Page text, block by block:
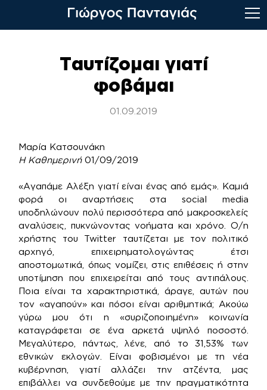
Ταυτίζομαι γιατί
φοβάμαι
01.09.2019
Μαρία Κατσουνάκη
Η Καθημερινή01/09/2019
«Αγαπάμε Αλέξη γιατί είναι ένας από εμάς». Καμιά
φορά οι αναρτήσεις στα social media
υποδηλώνουν πολύ περισσότερα από μακροσκελείς
αναλύσεις, πυκνώνοντας νοήματα και χρόνο. Ο/η
χρήστης του Twitter ταυτίζεται με τον πολιτικό
αρχηγό, επιχειρηματολογώντας έτσι
αποστομωτικά, όπως νομίζει, στις επιθέσεις ή στην
υποτίμηση που επιχειρείται από τους αντιπάλους.
Ποια είναι τα χαρακτηριστικά, άραγε, αυτών που
τον «αγαπούν» και πόσοι είναι αριθμητικά; Ακούω
γύρω μου ότι η «συριζοποιημένη» κοινωνία
καταγράφεται σε ένα αρκετά υψηλό ποσοστό.
Μεγαλύτερο, πάντως, λένε, από το 31,53% των
εθνικών εκλογών. Είναι φοβισμένοι με τη νέα
κυβέρνηση, γιατί αλλάζει την ατζέντα, μας
επιβάλλει να συνδεθούμε με την πραγματικότητα